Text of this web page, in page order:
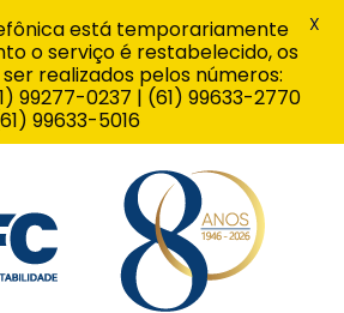
está temporariamente
o serviço é restabelecido, os
realizados pelos números:
99277-0237 | (61) 99633-2770
99633-5016
X